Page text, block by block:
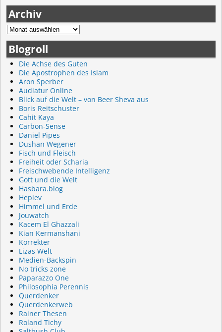
Archiv
Blogroll
Die Achse des Guten
Die Apostrophen des Islam
Aron Sperber
Audiatur Online
Blick auf die Welt – von Beer Sheva aus
Boris Reitschuster
Cahit Kaya
Carbon-Sense
Daniel Pipes
Dushan Wegener
Fisch und Fleisch
Freiheit oder Scharia
Freischwebende Intelligenz
Gott und die Welt
Hasbara.blog
Heplev
Himmel und Erde
Jouwatch
Kacem El Ghazzali
Kian Kermanshani
Korrekter
Lizas Welt
Medien-Backspin
No tricks zone
Paparazzo One
Philosophia Perennis
Querdenker
Querdenkerweb
Rainer Thesen
Roland Tichy